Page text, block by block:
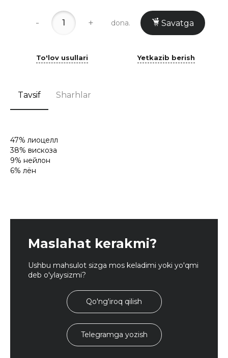
- + dona. Savatga
To'lov usullari Yetkazib berish
Tavsif Sharhlar
47% лиоцелл
38% вискоза
9% нейлон
6% лён
Maslahat kerakmi?
Ushbu mahsulot sizga mos keladimi yoki yo'qmi
deb o'ylaysizmi?
Qo'ng'iroq qilish
Telegramga yozish